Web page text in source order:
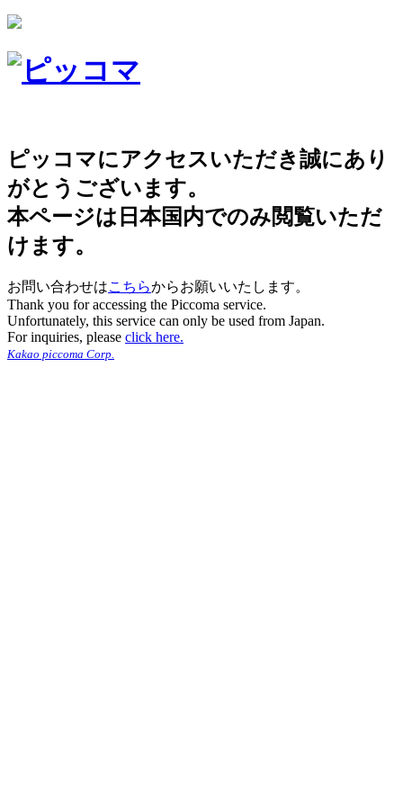
ピッコマにアクセスいただき誠にあり
がとうございます。
本ページは日本国内でのみ閲覧いただ
けます。
お問い合わせはこちらからお願いいたします。
Thank you for accessing the Piccoma service.
Unfortunately, this service can only be used from Japan.
For inquiries, please click here.
Kakao piccoma Corp.